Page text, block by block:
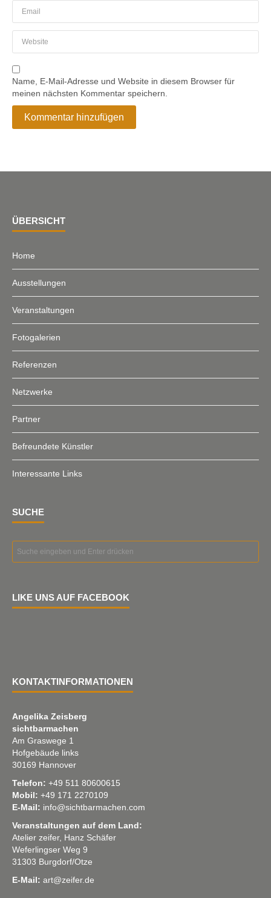
Name, E-Mail-Adresse und Website in diesem Browser für
meinen nächsten Kommentar speichern.
ÜBERSICHT
Home
Ausstellungen
Veranstaltungen
Fotogalerien
Referenzen
Netzwerke
Partner
Befreundete Künstler
Interessante Links
SUCHE
LIKE UNS AUF FACEBOOK
KONTAKTINFORMATIONEN
Angelika Zeisberg
sichtbarmachen
Am Graswege 1
Hofgebäude links
30169 Hannover
Telefon: +49 511 80600615
Mobil: +49 171 2270109
E-Mail: info@sichtbarmachen.com
Veranstaltungen auf dem Land:
Atelier zeifer, Hanz Schäfer
Weferlingser Weg 9
31303 Burgdorf/Otze
E-Mail: art@zeifer.de